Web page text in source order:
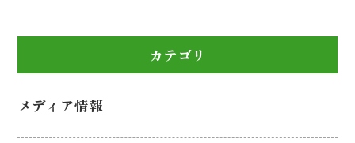
カテゴリ
メディア情報